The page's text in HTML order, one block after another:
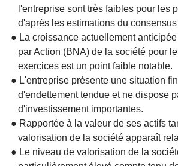
l'entreprise sont très faibles pour les
d'après les estimations du
● La croissance actuellement
par Action (BNA) de la société pour
exercices est un point faible notable.
● L'entreprise présente une situation
d'endettement tendue et ne dispose
d'investissement importantes.
● Rapportée à la valeur de ses actifs
valorisation de la société apparaît
● Le niveau de valorisation de la